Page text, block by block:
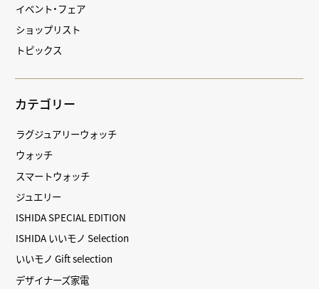
イベント・フェア
ショップリスト
トピックス
カテゴリー
ラグジュアリーウォッチ
ウォッチ
スマートウォッチ
ジュエリー
ISHIDA SPECIAL EDITION
ISHIDA いいモノ Selection
いいモノ Gift selection
デザイナーズ家電